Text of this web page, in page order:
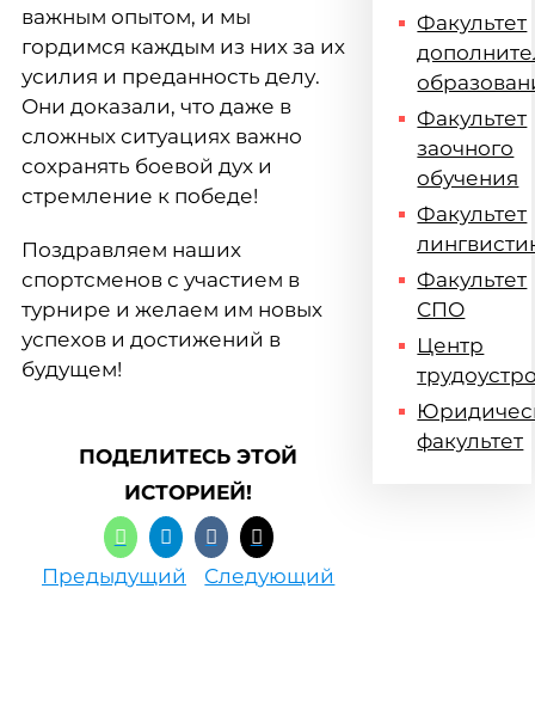
важным опытом, и мы
гордимся каждым из них за их
усилия и преданность делу.
Они доказали, что даже в
сложных ситуациях важно
сохранять боевой дух и
стремление к победе!
Поздравляем наших
спортсменов с участием в
турнире и желаем им новых
успехов и достижений в
будущем!
ПОДЕЛИТЕСЬ ЭТОЙ
ИСТОРИЕЙ!
Предыдущий Следующий
Факультет
Факультет
заочного
обучения
Факультет
Факультет
СПО
Центр
факультет